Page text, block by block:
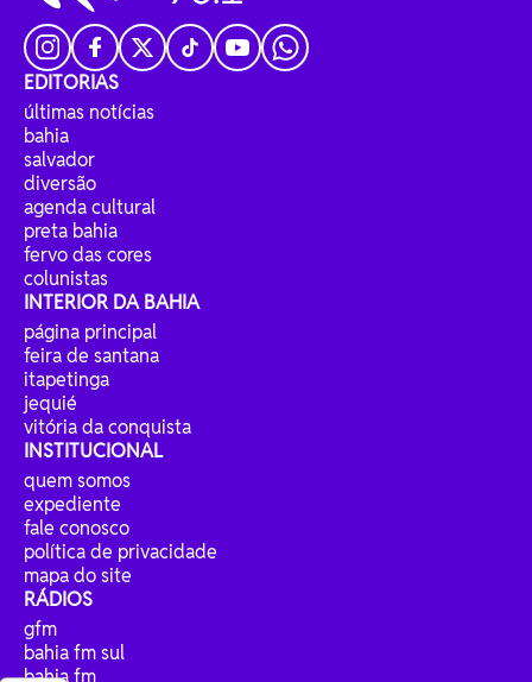
EDITORIAS
últimas notícias
bahia
salvador
diversão
agenda cultural
preta bahia
fervo das cores
colunistas
INTERIOR DA BAHIA
página principal
feira de santana
itapetinga
jequié
vitória da conquista
INSTITUCIONAL
quem somos
expediente
fale conosco
política de privacidade
mapa do site
RÁDIOS
gfm
bahia fm sul
bahia fm